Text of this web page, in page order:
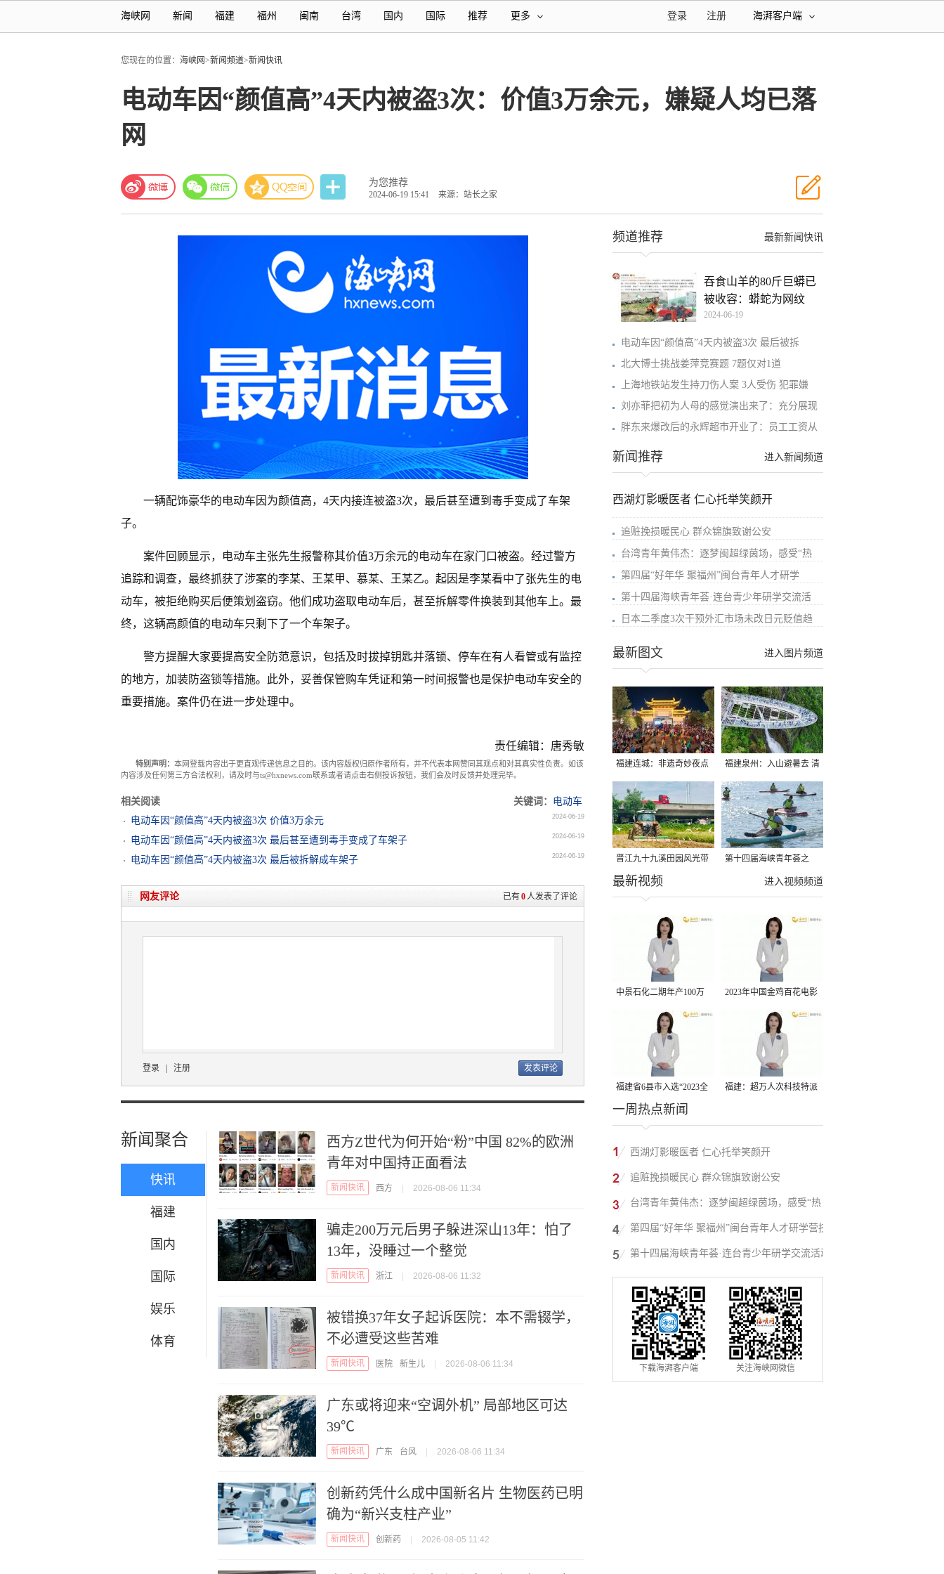
海峡网 新闻 福建 福州 闽南 台湾 国内 国际 推荐 更多 海湃客户端
注册
登录
您现在的位置： 海峡网>新闻频道>新闻快讯
电动车因“颜值高”4天内被盗3次：价值3万余元，嫌疑人均已落
网
为您推荐
2024-06-19 15:41 来源：站长之家
一辆配饰豪华的电动车因为颜值高，4天内接连被盗3次，最后甚至遭到毒手变成了车架
子。
案件回顾显示，电动车主张先生报警称其价值3万余元的电动车在家门口被盗。经过警方
追踪和调查，最终抓获了涉案的李某、王某甲、慕某、王某乙。起因是李某看中了张先生的电
动车，被拒绝购买后便策划盗窃。他们成功盗取电动车后，甚至拆解零件换装到其他车上。最
终，这辆高颜值的电动车只剩下了一个车架子。
警方提醒大家要提高安全防范意识，包括及时拔掉钥匙并落锁、停车在有人看管或有监控
的地方，加装防盗锁等措施。此外，妥善保管购车凭证和第一时间报警也是保护电动车安全的
重要措施。案件仍在进一步处理中。
责任编辑：唐秀敏
特别声明： 本网登载内容出于更直观传递信息之目的。该内容版权归原作者所有，并不代表本网赞同其观点和对其真实性负责。如该
内容涉及任何第三方合法权利，请及时与ts@hxnews.com联系或者请点击右侧投诉按钮，我们会及时反馈并处理完毕。
相关阅读 关键词： 电动车
电动车因“颜值高”4天内被盗3次 价值3万余元
2024-06-19
电动车因“颜值高”4天内被盗3次 最后甚至遭到毒手变成了车架子 2024-06-19
电动车因“颜值高”4天内被盗3次 最后被拆解成车架子 2024-06-19
已有0人发表了评论
网友评论
登录 注册
新闻聚合
快讯
福建
国内
国际
娱乐
体育
西方Z世代为何开始“粉”中国 82%的欧洲
青年对中国持正面看法
新闻快讯 西方 2026-08-06 11:34
骗走200万元后男子躲进深山13年：怕了
13年，没睡过一个整觉
新闻快讯 浙江 2026-08-06 11:32
被错换37年女子起诉医院：本不需辍学，
不必遭受这些苦难
新闻快讯 医院 新生儿 2026-08-06 11:34
广东或将迎来“空调外机” 局部地区可达
39℃
新闻快讯 广东 台风 2026-08-06 11:34
创新药凭什么成中国新名片 生物医药已明
确为“新兴支柱产业”
新闻快讯 创新药 2026-08-05 11:42
最新新闻快讯
频道推荐
吞食山羊的80斤巨蟒已
被收容：蟒蛇为网纹
蟒，
2024-06-19
电动车因“颜值高”4天内被盗3次 最后被拆
北大博士挑战姜萍竞赛题 7题仅对1道
上海地铁站发生持刀伤人案 3人受伤 犯罪嫌
刘亦菲把初为人母的感觉演出来了：充分展现
胖东来爆改后的永辉超市开业了：员工工资从
进入新闻频道
新闻推荐
西湖灯影暖医者 仁心托举笑颜开
追赃挽损暖民心 群众锦旗致谢公安
台湾青年黄伟杰：逐梦闽超绿茵场，感受“热
第四届“好年华 聚福州”闽台青年人才研学
第十四届海峡青年荟·连台青少年研学交流活
日本二季度3次干预外汇市场未改日元贬值趋
进入图片频道
最新图文
福建连城：非遗奇妙夜点
亮夏夜
福建泉州：入山避暑去 清
凉好惬意
晋江九十九溪田园风光带
千亩早稻迎来成熟收割季
第十四届海峡青年荟之
2026榕台青年大学生水上
进入视频频道
最新视频
中景石化二期年产100万
吨丙烷脱氢项目建成中交
2023年中国金鸡百花电影
节有福电影巡展31日启动
福建省6县市入选“2023全
国县域发展潜力百强县”
福建：超万人次科技特派
一周热点新闻
西湖灯影暖医者 仁心托举笑颜开
追赃挽损暖民心 群众锦旗致谢公安
台湾青年黄伟杰：逐梦闽超绿茵场，感受“热
血”与温情
第四届“好年华 聚福州”闽台青年人才研学营技
术成果项目路演在榕举办
第十四届海峡青年荟·连台青少年研学交流活动
在福州启航
下载海湃客户端 关注海峡网微信